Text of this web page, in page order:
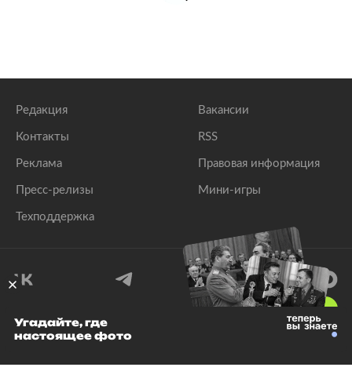
Редакция
Контакты
Реклама
Пресс-релизы
Техподдержка
Вакансии
RSS
Правовая информация
Мини-игры
© 1999–2026 Все права защищены.
Угадайте, где
настоящее фото